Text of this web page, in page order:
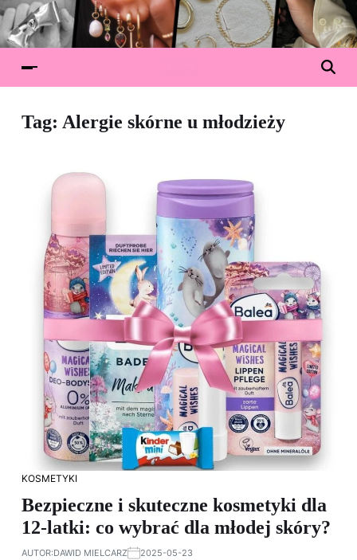
Tag: Alergie skórne u młodzieży
KOSMETYKI
Bezpieczne i skuteczne kosmetyki dla
12-latki: co wybrać dla młodej skóry?
AUTOR:DAWID MIELCARZ 2025-05-23